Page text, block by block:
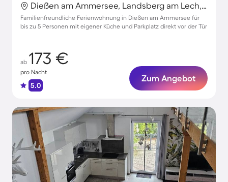
Dießen am Ammersee, Landsberg am Lech, Deutschland
Familienfreundliche Ferienwohnung in Dießen am Ammersee für
bis zu 5 Personen mit eigener Küche und Parkplatz direkt vor der Tür
ab 173 €
pro Nacht
5.0
Zum Angebot